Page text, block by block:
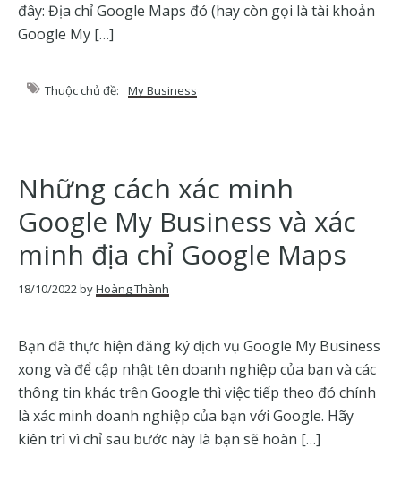
đây: Địa chỉ Google Maps đó (hay còn gọi là tài khoản
Google My […]
Thuộc chủ đề: My Business
Những cách xác minh
Google My Business và xác
minh địa chỉ Google Maps
18/10/2022byHoàng Thành
Bạn đã thực hiện đăng ký dịch vụ Google My Business
xong và để cập nhật tên doanh nghiệp của bạn và các
thông tin khác trên Google thì việc tiếp theo đó chính
là xác minh doanh nghiệp của bạn với Google. Hãy
kiên trì vì chỉ sau bước này là bạn sẽ hoàn […]